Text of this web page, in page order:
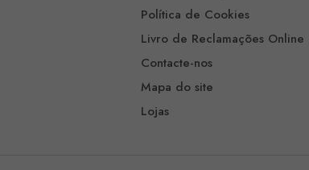
Política de Cookies
Livro de Reclamações Online
Contacte-nos
Mapa do site
Lojas